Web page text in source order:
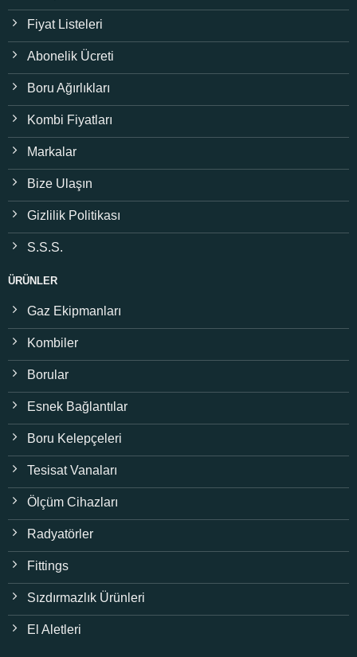
Fiyat Listeleri
Abonelik Ücreti
Boru Ağırlıkları
Kombi Fiyatları
Markalar
Bize Ulaşın
Gizlilik Politikası
S.S.S.
ÜRÜNLER
Gaz Ekipmanları
Kombiler
Borular
Esnek Bağlantılar
Boru Kelepçeleri
Tesisat Vanaları
Ölçüm Cihazları
Radyatörler
Fittings
Sızdırmazlık Ürünleri
El Aletleri